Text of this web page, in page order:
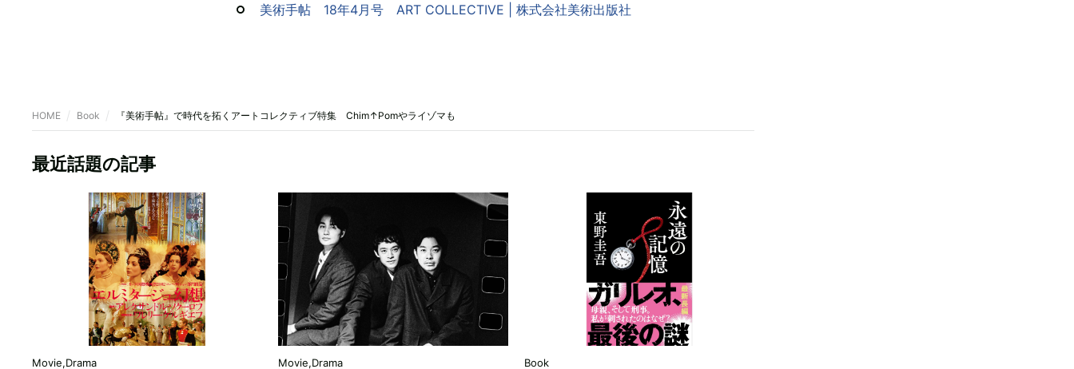
美術手帖 18年4月号 ART COLLECTIVE | 株式会社美術出版社
HOME Book 『美術手帖』で時代を拓くアートコレクティブ特集 Chim↑Pomやライゾマも
最近話題の記事
Movie,Drama Movie,Drama Book